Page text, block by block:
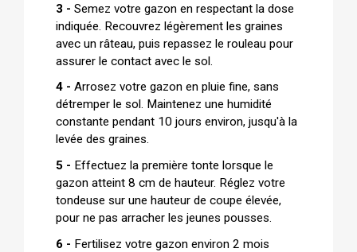
3 - Semez votre gazon en respectant la dose
indiquée. Recouvrez légèrement les graines
avec un râteau, puis repassez le rouleau pour
assurer le contact avec le sol.
4 - Arrosez votre gazon en pluie fine, sans
détremper le sol. Maintenez une humidité
constante pendant 10 jours environ, jusqu'à la
levée des graines.
5 - Effectuez la première tonte lorsque le
gazon atteint 8 cm de hauteur. Réglez votre
tondeuse sur une hauteur de coupe élevée,
pour ne pas arracher les jeunes pousses.
6 - Fertilisez votre gazon environ 2 mois